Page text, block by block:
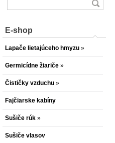
E-shop
Lapače lietajúceho hmyzu »
Germicídne žiariče »
Čističky vzduchu »
Fajčiarske kabíny
Sušiče rúk »
Sušiče vlasov